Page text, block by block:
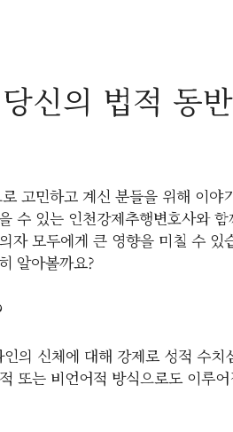
신의 법적 동
고민하고 계신 분들을 위해 이야
수 있는 인천강제추행변호사와
자 모두에게 큰 영향을 미칠 수 있
알아볼까요?
의 신체에 대해 강제로 성적 수치
또는 비언어적 방식으로도 이루